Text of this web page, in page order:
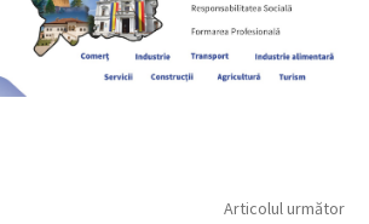
Articolul următor